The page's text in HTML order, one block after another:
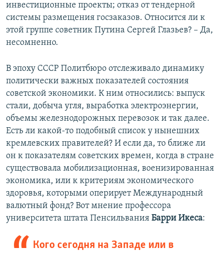
инвестиционные проекты; отказ от тендерной
системы размещения госзаказов. Относится ли к
этой группе советник Путина Сергей Глазьев? – Да,
несомненно.
В эпоху СССР Политбюро отслеживало динамику
политически важных показателей состояния
советской экономики. К ним относились: выпуск
стали, добыча угля, выработка электроэнергии,
объемы железнодорожных перевозок и так далее.
Есть ли какой-то подобный список у нынешних
кремлевских правителей? И если да, то ближе ли
он к показателям советских времен, когда в стране
существовала мобилизационная, военизированная
экономика, или к критериям экономического
здоровья, которыми оперирует Международный
валютный фонд? Вот мнение профессора
университета штата Пенсильвания Барри Икеса:
Кого сегодня на Западе или в